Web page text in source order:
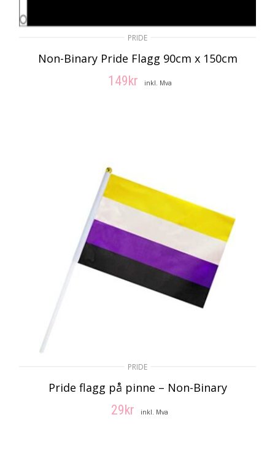
PRIDE
Non-Binary Pride Flagg 90cm x 150cm
149 kr inkl. Mva
PRIDE
Pride flagg på pinne – Non-Binary
29kr inkl. Mva